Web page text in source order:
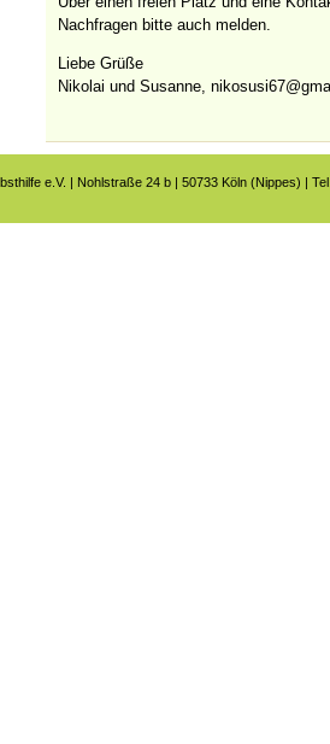
Nachfragen bitte auch melden.
Liebe Grüße
Nikolai und Susanne,
e.V. | Nohlstraße 24 b | 50733 Köln (Nippes) |